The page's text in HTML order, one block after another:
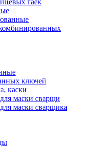
гаек
ключей
каски
маски сварщи
маски сварщика